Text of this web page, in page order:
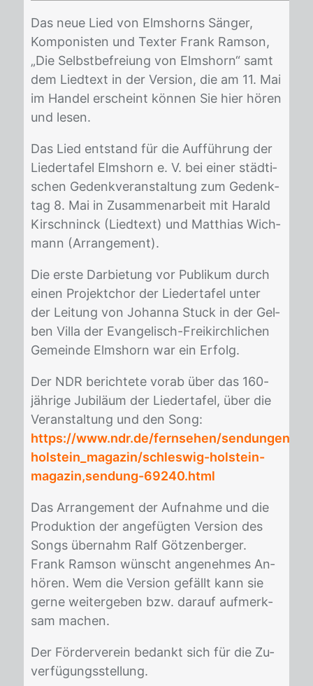
Das neue Lied von Elms­horns Sän­ger,
Kom­po­nis­ten und Tex­ter Frank Ram­son,
„Die Selbst­be­frei­ung von Elms­horn“ samt
dem Lied­text in der Ver­si­on, die am 11. Mai
im Han­del er­scheint kön­nen Sie hier hö­ren
und le­sen.
Das Lied ent­stand für die Auf­füh­rung der
Lie­der­ta­fel Elms­horn e. V. bei ei­ner städ­ti­
schen Ge­denk­ver­an­stal­tung zum Ge­denk­
tag 8. Mai in Zu­sam­men­ar­beit mit Ha­rald
Kir­sch­ninck (Lied­text) und Mat­thi­as Wich­
mann (Ar­ran­ge­ment).
Die ers­te Dar­bie­tung vor Pu­bli­kum durch
ei­nen Pro­jekt­chor der Lie­der­ta­fel un­ter
der Lei­tung von Jo­han­na Stuck in der Gel­
ben Vil­la der Evan­ge­lisch-Frei­kirch­li­chen
Ge­mein­de Elms­horn war ein Er­folg.
Der NDR be­rich­te­te vor­ab über das 160-
jäh­ri­ge Ju­bi­lä­um der Lie­der­ta­fel, über die
Ver­an­stal­tung und den Song:
https://www.ndr.de/fernsehen/sendungen/
holstein_magazin/schleswig-holstein-
magazin,sendung-69240.html
Das Ar­ran­ge­ment der Auf­nah­me und die
Pro­duk­ti­on der an­ge­füg­ten Ver­si­on des
Songs über­nahm Ralf Göt­zen­ber­ger.
Frank Ram­son wünscht an­ge­neh­mes An­
hö­ren. Wem die Ver­si­on ge­fällt kann sie
ger­ne wei­ter­ge­ben bzw. dar­auf auf­merk­
sam ma­chen.
Der För­der­ver­ein be­dankt sich für die Zu­
ver­fü­gungs­stel­lung.